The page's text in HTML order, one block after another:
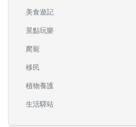
美食遊記
景點玩樂
爬寵
移民
植物養護
生活驛站